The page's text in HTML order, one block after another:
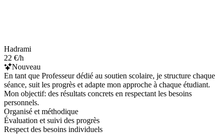
Hadrami
22 €/h
Nouveau
En tant que Professeur dédié au soutien scolaire, je structure chaque
séance, suit les progrès et adapte mon approche à chaque étudiant.
Mon objectif: des résultats concrets en respectant les besoins
personnels.
Organisé et méthodique
Évaluation et suivi des progrès
Respect des besoins individuels